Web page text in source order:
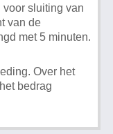
voor sluiting van
van de
met 5 minuten.
Over het
bedrag